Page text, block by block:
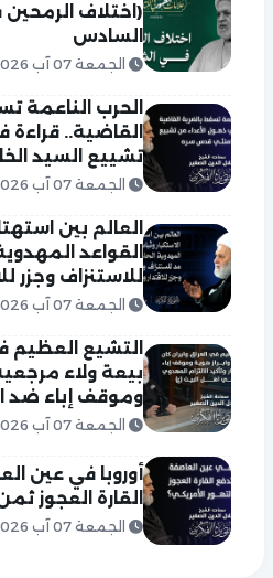
(اختلاف
السادس
الجمعة 07 آب 2026
الحرب الناعمة
القاضية..
تشييع السيد
الجمعة 07 آب 2026
العالم بين
القواعد
للاستنزاف وجزر
الجمعة 07 آب 2026
التشيع العظيم
بيعة ولاء
وموقف إباء ضد
الجمعة 07 آب 2026
أوروبا في عين
القارة العجوز
الجمعة 07 آب 2026